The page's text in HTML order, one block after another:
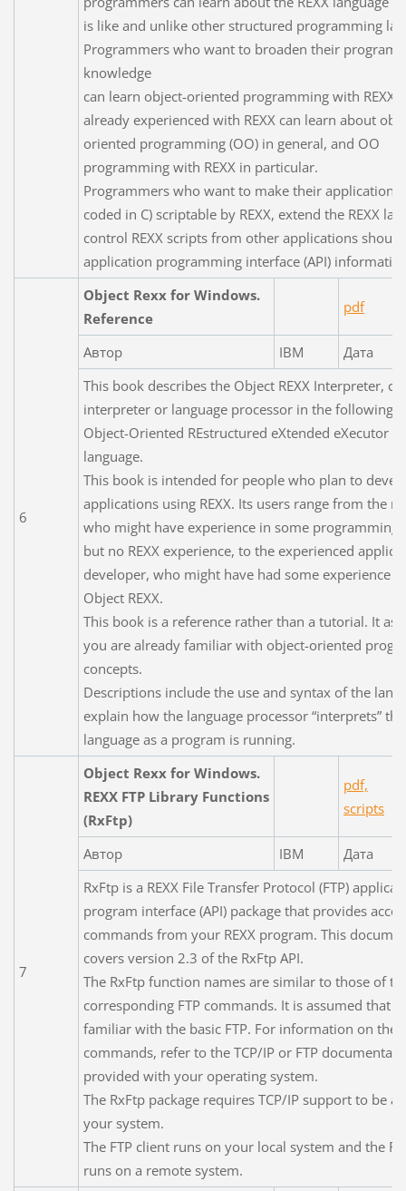
is like and unlike other structured programming
Programmers who want to broaden their
knowledge
can learn object-oriented programming with REXX.
already experienced with REXX can learn about
oriented programming (OO) in general, and OO
programming with REXX in particular.
Programmers who want to make their applications
coded in C) scriptable by REXX, extend the REXX
control REXX scripts from other applications
application programming interface (API)
6
Object Rexx for Windows.
Reference
pdf
Автор IBM
Дата
This book describes the Object REXX Interpreter,
interpreter or language processor in the following,
Object-Oriented REstructured eXtended eXecutor
language.
This book is intended for people who plan to
applications using REXX. Its users range from the
who might have experience in some programming
but no REXX experience, to the experienced
developer, who might have had some experience
Object REXX.
This book is a reference rather than a tutorial. It
you are already familiar with object-oriented
concepts.
Descriptions include the use and syntax of the
explain how the language processor “interprets” the
language as a program is running.
7
Object Rexx for Windows.
REXX FTP Library Functions
(RxFtp)
pdf,
scripts
Автор IBM
Дата
RxFtp is a REXX File Transfer Protocol (FTP)
program interface (API) package that provides
commands from your REXX program. This
covers version 2.3 of the RxFtp API.
The RxFtp function names are similar to those of
corresponding FTP commands. It is assumed that
familiar with the basic FTP. For information on the
commands, refer to the TCP/IP or FTP
provided with your operating system.
The RxFtp package requires TCP/IP support to be
your system.
The FTP client runs on your local system and the
runs on a remote system.